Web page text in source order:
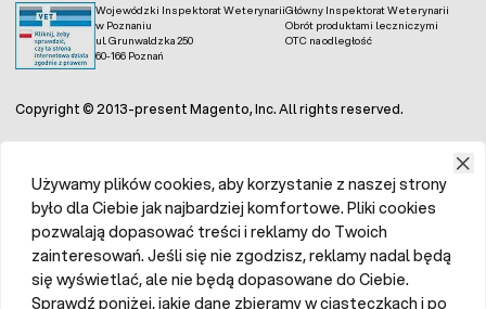
Wojewódzki Inspektorat Weterynarii
w Poznaniu
ul. Grunwaldzka 250
60-166 Poznań
Główny Inspektorat Weterynarii
Obrót produktami leczniczymi
OTC na odległość
Copyright © 2013-present Magento, Inc. All rights reserved.
Używamy plików cookies, aby korzystanie z naszej strony
było dla Ciebie jak najbardziej komfortowe. Pliki cookies
pozwalają dopasować treści i reklamy do Twoich
zainteresowań. Jeśli się nie zgodzisz, reklamy nadal będą
się wyświetlać, ale nie będą dopasowane do Ciebie.
Sprawdź poniżej, jakie dane zbieramy w ciasteczkach i po